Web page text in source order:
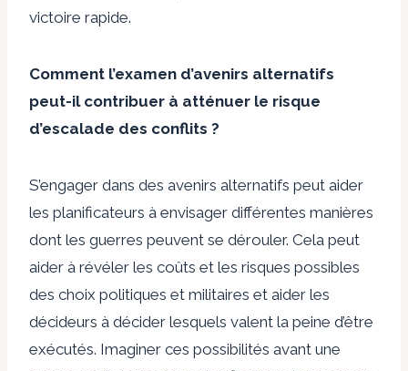
victoire rapide.
Comment l’examen d’avenirs alternatifs
peut-il contribuer à atténuer le risque
d’escalade des conflits ?
S’engager dans des avenirs alternatifs peut aider
les planificateurs à envisager différentes manières
dont les guerres peuvent se dérouler. Cela peut
aider à révéler les coûts et les risques possibles
des choix politiques et militaires et aider les
décideurs à décider lesquels valent la peine d’être
exécutés. Imaginer ces possibilités avant une